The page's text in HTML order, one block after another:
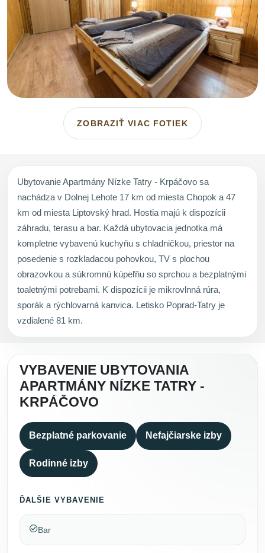
ZOBRAZIŤ VIAC FOTIEK
Ubytovanie Apartmány Nízke Tatry - Krpáčovo sa
nachádza v Dolnej Lehote 17 km od miesta Chopok a 47
km od miesta Liptovský hrad. Hostia majú k dispozícii
záhradu, terasu a bar. Každá ubytovacia jednotka má
kompletne vybavenú kuchyňu s chladničkou, priestor na
posedenie s rozkladacou pohovkou, TV s plochou
obrazovkou a súkromnú kúpeľňu so sprchou a bezplatnými
toaletnými potrebami. K dispozícii je mikrovlnná rúra,
sporák a rýchlovarná kanvica. Letisko Poprad-Tatry je
vzdialené 81 km.
VYBAVENIE UBYTOVANIA
APARTMÁNY NÍZKE TATRY -
KRPÁČOVO
Bezplatné parkovanie Nefajčiarske izby
Rodinné izby
ĎALŠIE VYBAVENIE
Bar